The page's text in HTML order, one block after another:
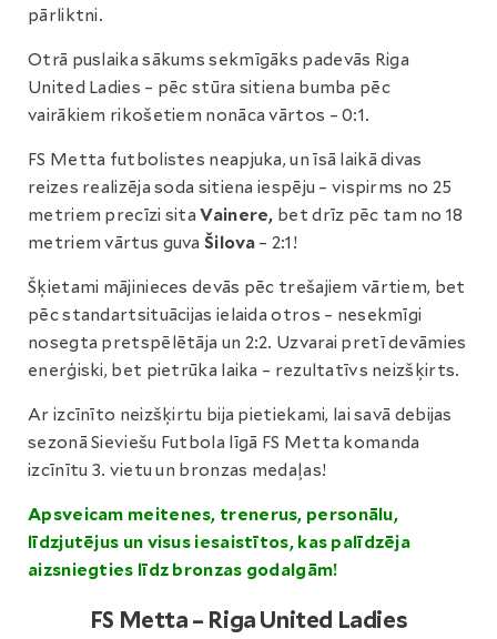
pārliktni.
Otrā puslaika sākums sekmīgāks padevās Riga
United Ladies – pēc stūra sitiena bumba pēc
vairākiem rikošetiem nonāca vārtos – 0:1.
FS Metta futbolistes neapjuka, un īsā laikā divas
reizes realizēja soda sitiena iespēju – vispirms no 25
metriem precīzi sitaVainere, bet drīz pēc tam no 18
metriem vārtus guvaŠilova– 2:1!
Šķietami mājinieces devās pēc trešajiem vārtiem, bet
pēc standartsituācijas ielaida otros – nesekmīgi
nosegta pretspēlētāja un 2:2. Uzvarai pretī devāmies
enerģiski, bet pietrūka laika – rezultatīvs neizšķirts.
Ar izcīnīto neizšķirtu bija pietiekami, lai savā debijas
sezonā Sieviešu Futbola līgā FS Metta komanda
izcīnītu 3. vietu un bronzas medaļas!
Apsveicam meitenes, trenerus, personālu,
līdzjutējus un visus iesaistītos, kas palīdzēja
aizsniegties līdz bronzas godalgām!
FS Metta – Riga United Ladies